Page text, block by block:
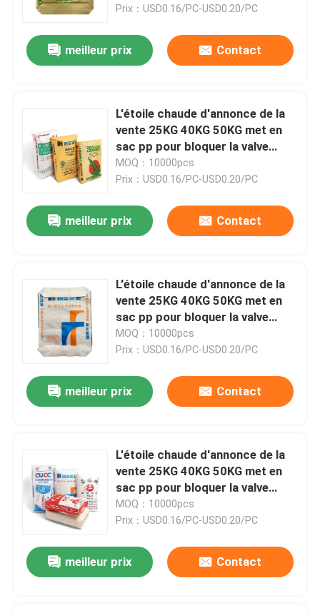
Au sujet de nous
Visite d'usine
Contrôle de qualité
Nouvelles
Demandez une citation
Sacs de empaquetage de ciment
en sac le sac à ciment
Prix：USD0.16/PC-USD0.20/PC
meilleur prix Contact
L'étoile chaude d'annonce de la
vente 25KG 40KG 50KG met en
sac pp pour bloquer la valve
inférieure de ciment de sac met
en sac le sac à ciment
MOQ：10000pcs
Prix：USD0.16/PC-USD0.20/PC
meilleur prix Contact
L'étoile chaude d'annonce de la
vente 25KG 40KG 50KG met en
sac pp pour bloquer la valve
inférieure de ciment de sac met
en sac le sac à ciment
MOQ：10000pcs
Prix：USD0.16/PC-USD0.20/PC
meilleur prix Contact
L'étoile chaude d'annonce de la
vente 25KG 40KG 50KG met en
sac pp pour bloquer la valve
inférieure de ciment de sac met
en sac le sac à ciment
MOQ：10000pcs
Prix：USD0.16/PC-USD0.20/PC
meilleur prix Contact